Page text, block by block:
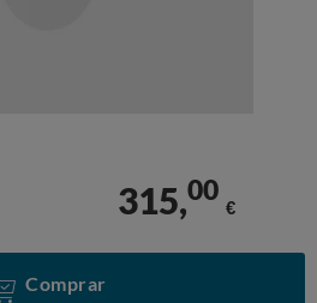
315,00
€
Comprar